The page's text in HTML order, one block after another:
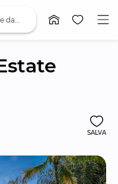
SALVA